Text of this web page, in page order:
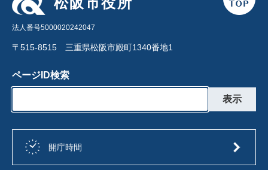
法人番号5000020242047
〒515-8515 三重県松阪市殿町1340番地1
ページID検索
開庁時間